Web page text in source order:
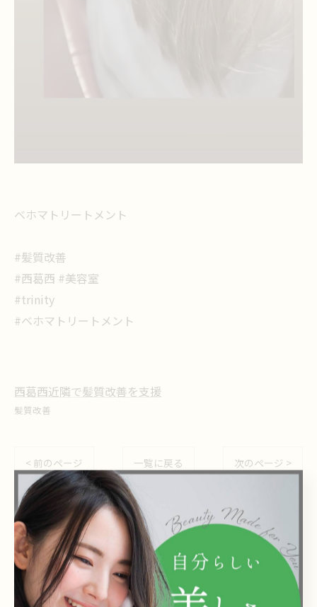
ベホマトリートメント
#髪質改善
#西葛西 #美容室
#trinity
#ベホマトリートメント
西葛西近隣で髪質改善を支援
髪質改善
< 前のページ 一覧に戻る 次のページ >
関連タグ
#西葛西 #美容室